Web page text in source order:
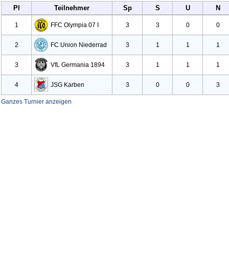
Pl Teilnehmer Sp S U N
1 FFC Olympia 07 I 3 3 0 0
2 FC Union Niederrad 3 1 1 1
3 VfL Germania 1894 3 1 1 1
4 JSG Karben 3 0 0 3
Ganzes Turnier anzeigen